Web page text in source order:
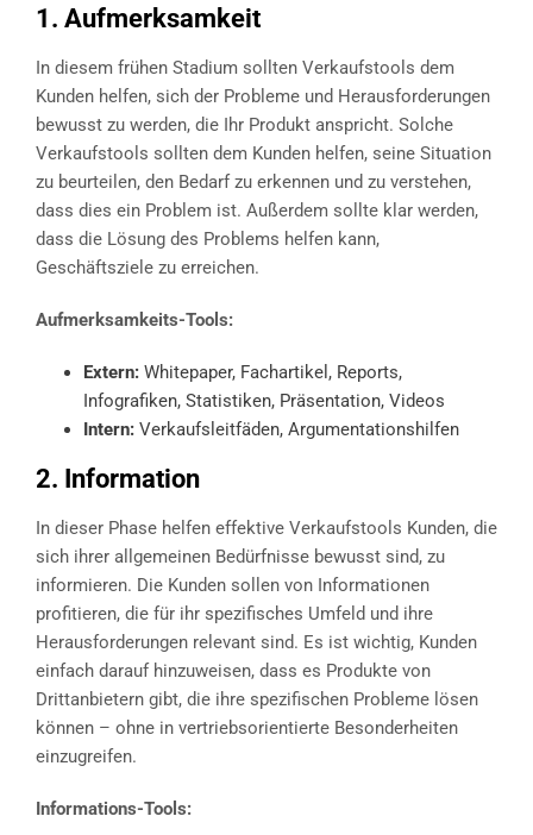
1. Aufmerksamkeit
In diesem frühen Stadium sollten Verkaufstools dem
Kunden helfen, sich der Probleme und Herausforderungen
bewusst zu werden, die Ihr Produkt anspricht. Solche
Verkaufstools sollten dem Kunden helfen, seine Situation
zu beurteilen, den Bedarf zu erkennen und zu verstehen,
dass dies ein Problem ist. Außerdem sollte klar werden,
dass die Lösung des Problems helfen kann,
Geschäftsziele zu erreichen.
Aufmerksamkeits-Tools:
Extern: Whitepaper, Fachartikel, Reports,
Infografiken, Statistiken, Präsentation, Videos
Intern: Verkaufsleitfäden, Argumentationshilfen
2. Information
In dieser Phase helfen effektive Verkaufstools Kunden, die
sich ihrer allgemeinen Bedürfnisse bewusst sind, zu
informieren. Die Kunden sollen von Informationen
profitieren, die für ihr spezifisches Umfeld und ihre
Herausforderungen relevant sind. Es ist wichtig, Kunden
einfach darauf hinzuweisen, dass es Produkte von
Drittanbietern gibt, die ihre spezifischen Probleme lösen
können – ohne in vertriebsorientierte Besonderheiten
einzugreifen.
Informations-Tools: